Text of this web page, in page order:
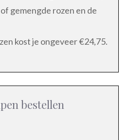
gemengde rozen en de
kost je ongeveer €24,75.
bestellen